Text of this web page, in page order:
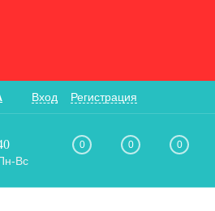
Вход Регистрация
Вс
0 0 0